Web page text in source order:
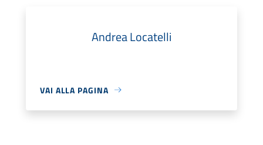
Andrea Locatelli
VAI ALLA PAGINA